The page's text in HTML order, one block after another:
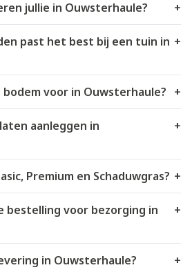
jullie in Ouwsterhaule? +
past het best bij een tuin in +
voor in Ouwsterhaule? +
aanleggen in
+
Premium en Schaduwgras? +
bestelling voor bezorging in
+
in Ouwsterhaule? +